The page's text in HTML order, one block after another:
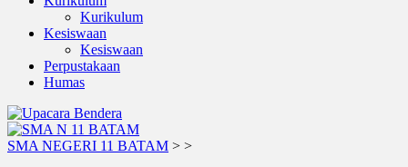
Kurikulum
Kesiswaan
Kesiswaan
Perpustakaan
Humas
SMA NEGERI 11 BATAM > >